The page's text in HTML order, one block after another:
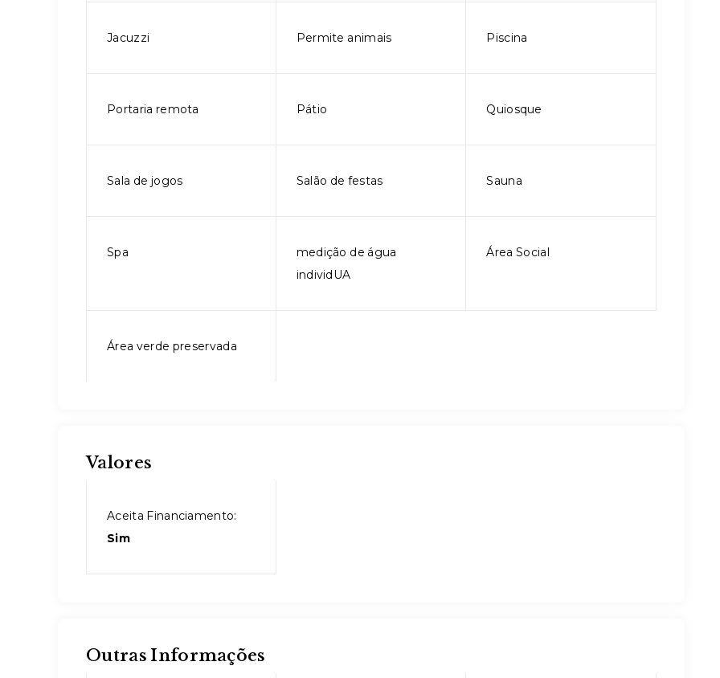
Jacuzzi Permite animais Piscina
Portaria remota Pátio Quiosque
Sala de jogos Salão de festas Sauna
Spa
medição de água
individUA
Área Social
Área verde preservada
Valores
Aceita Financiamento:
Sim
Outras Informações